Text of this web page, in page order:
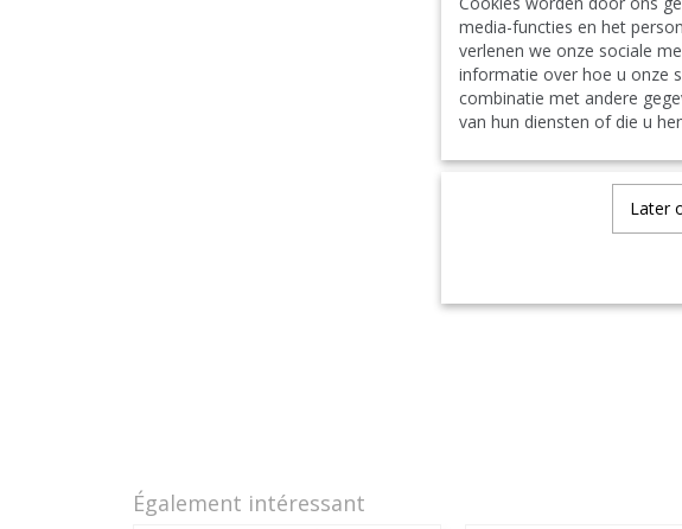
Également intéressant
media-functies en het
verlenen we onze sociale
informatie over hoe u onze
combinatie met andere
van hun diensten of die u
Later